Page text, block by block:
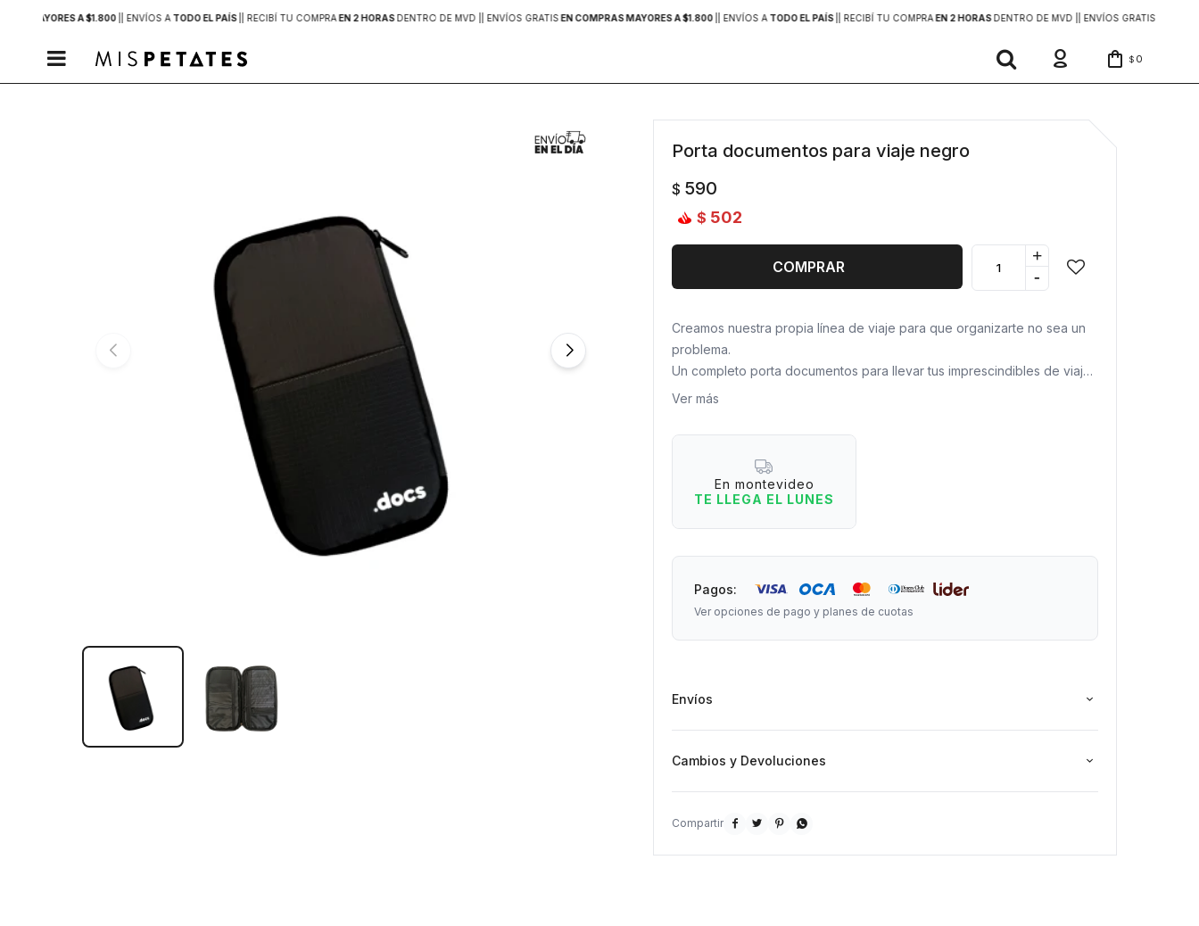
MAYORES A $1.800 | ENVÍOS A TODO EL PAÍS | RECIBÍ TU COMPRAEN 2 HORASDENTRO DE MVD | | ENVÍOS GRATISEN COMPRAS MAYORES A $1.800 | ENVÍOS A TODO EL PAÍS | RECIBÍ TU COMPRAEN 2 HORASDENTRO DE MVD | | ENVÍOS GRATIS
 $ 0
Porta documentos para viaje negro
$ 590
$ 502
COMPRAR
+
-
Creamos nuestra propia línea de viaje para que organizarte no sea un
problema.
Un completo porta documentos para llevar tus imprescindibles de viaje
y no perderlos. Tiene muchos compartimientos de distintos tamaños
Medidas: 14 cm de ancho x 26 cm de largo.
Desconectá, disfrutá nuevos destinos y generemos expeciencias juntos
Ver más
En montevideo
TE LLEGA EL LUNES
Pagos:
Ver opciones de pago y planes de cuotas
Envíos
Cambios y Devoluciones
   